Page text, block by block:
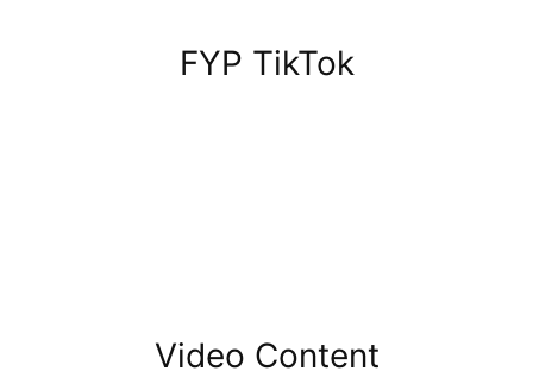
FYP TikTok
Video Content